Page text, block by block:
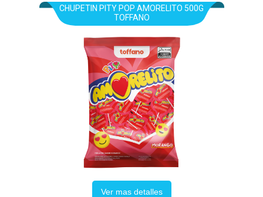
CHUPETIN PITY POP AMORELITO 500G
TOFFANO
Ver mas detalles